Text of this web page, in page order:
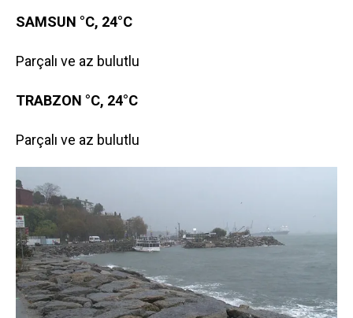
SAMSUN °C, 24°C
Parçalı ve az bulutlu
TRABZON °C, 24°C
Parçalı ve az bulutlu